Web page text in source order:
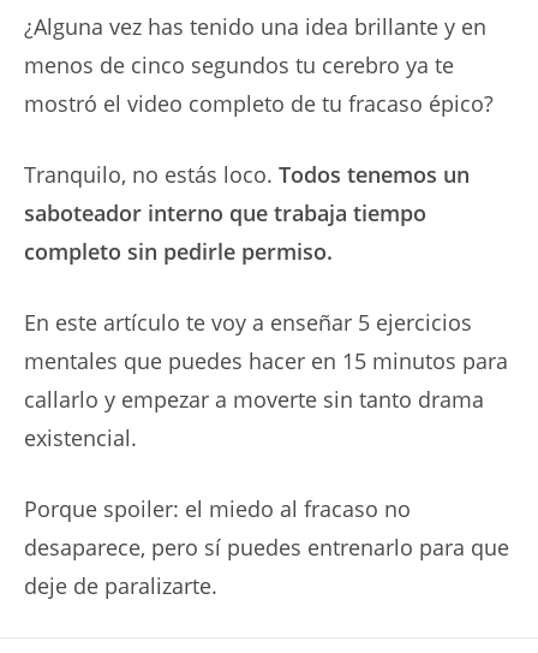
¿Alguna vez has tenido una idea brillante y en
menos de cinco segundos tu cerebro ya te
mostró el video completo de tu fracaso épico?
Tranquilo, no estás loco. Todos tenemos un
saboteador interno que trabaja tiempo
completo sin pedirle permiso.
En este artículo te voy a enseñar 5 ejercicios
mentales que puedes hacer en 15 minutos para
callarlo y empezar a moverte sin tanto drama
existencial.
Porque spoiler: el miedo al fracaso no
desaparece, pero sí puedes entrenarlo para que
deje de paralizarte.